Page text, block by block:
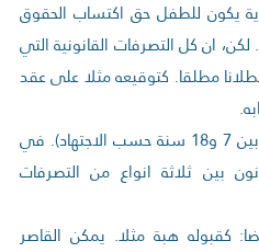
يكون للطفل حق اكتساب الحقوق
ان كل التصرفات القانونية التي
مطلقا. كتوقيعه مثلا على عقد
- بالنسبة الى القاصر المميز: (بين 7 و18 سنة حسب الاجتهاد). في
بين ثلاثة انواع من التصرفات
كقبوله هبة مثلا. يمكن القاصر